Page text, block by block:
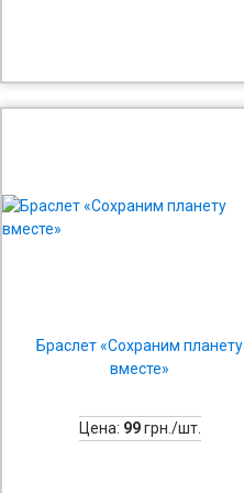
Браслет «Сохраним планету
вместе»
Цена: 99грн./шт.